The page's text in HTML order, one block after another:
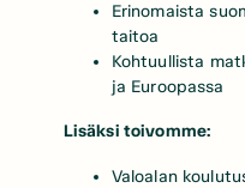
Erinomaista
taitoa
Kohtuullista
ja Euroopassa
Lisäksi toivomme:
Valoalan